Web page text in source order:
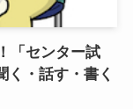
「センター試
く・話す・書く